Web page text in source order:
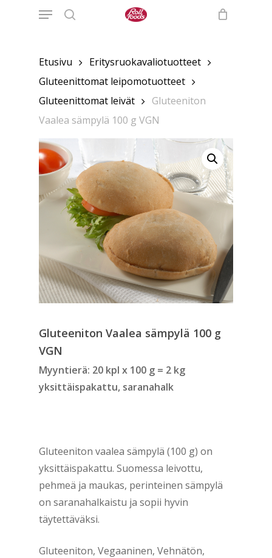
Menu
Etusivu
Eritysruokavaliotuotteet
Gluteenittomat leipomotuotteet
Gluteenittomat leivät
Gluteeniton
Vaalea sämpylä 100 g VGN
Gluteeniton Vaalea sämpylä 100 g
VGN
Myyntierä: 20 kpl x 100 g = 2 kg
yksittäispakattu, saranahalk
Gluteeniton vaalea sämpylä (100 g) on
yksittäispakattu. Suomessa leivottu,
pehmeä ja maukas, perinteinen sämpylä
on saranahalkaistu ja sopii hyvin
täytettäväksi.
Gluteeniton, Vegaaninen, Vehnätön,